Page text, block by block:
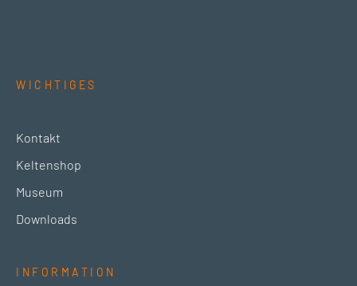
WICHTIGES
Kontakt
Keltenshop
Museum
Downloads
INFORMATION